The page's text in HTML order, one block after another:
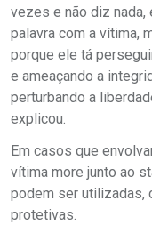
vezes e não diz nada,
palavra com a vítima,
porque ele tá
e ameaçando a
perturbando a
explicou.
Em casos que
vítima more junto ao
podem ser utilizadas,
protetivas.